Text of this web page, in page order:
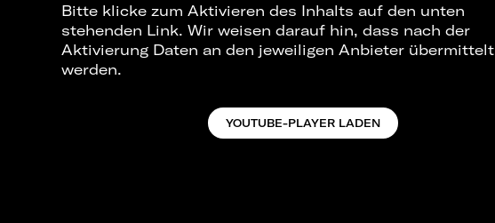
Bitte klicke zum Aktivieren des Inhalts auf den unten
stehenden Link. Wir weisen darauf hin, dass nach der
Aktivierung Daten an den jeweiligen Anbieter übermittelt
werden.
YOUTUBE-PLAYER LADEN